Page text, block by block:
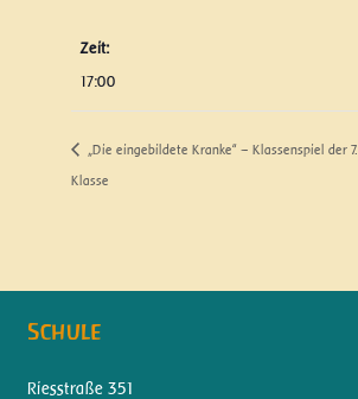
Zeit:
17:00
„Die eingebildete Kranke“ – Klassenspiel der 7.
Klasse
Schule
Riesstraße 351